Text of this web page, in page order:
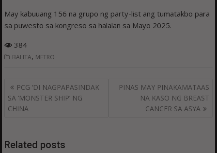
May kabuuang 156 na grupo ng party-list ang tumatakbo para
sa puwesto sa kongreso sa halalan sa Mayo 2025.
384
BALITA, METRO
Post
navigation
PCG ‘DI NAGPAPASINDAK
SA ‘MONSTER SHIP’ NG
CHINA
PINAS MAY PINAKAMATAAS
NA KASO NG BREAST
CANCER SA ASYA
Related posts